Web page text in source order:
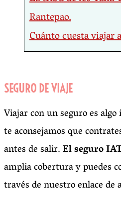
Rantepao.
Cuánto cuesta viajar
SEGURO DE VIAJE
Viajar con un seguro es
te aconsejamos que
antes de salir. El seguro
amplia cobertura y puedes
través de nuestro enlace de